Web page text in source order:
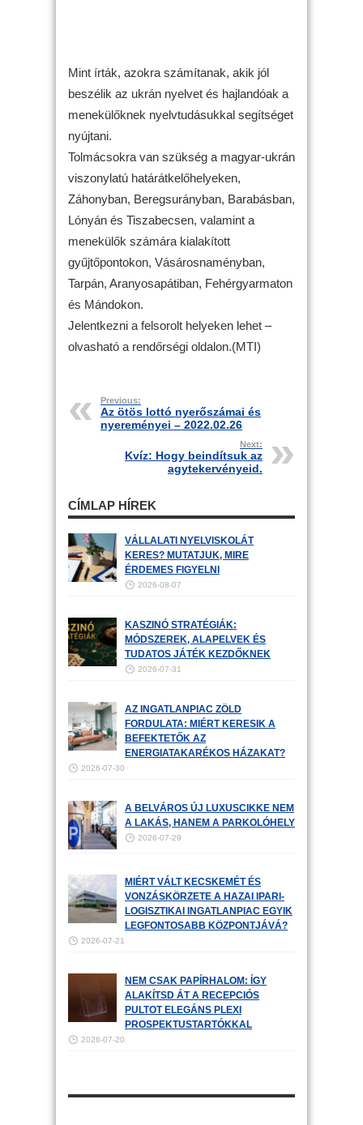
Mint írták, azokra számítanak, akik jól
beszélik az ukrán nyelvet és hajlandóak a
menekülőknek nyelvtudásukkal segítséget
nyújtani.
Tolmácsokra van szükség a magyar-ukrán
viszonylatú határátkelőhelyeken,
Záhonyban, Beregsurányban, Barabásban,
Lónyán és Tiszabecsen, valamint a
menekülők számára kialakított
gyűjtőpontokon, Vásárosnaményban,
Tarpán, Aranyosapátiban, Fehérgyarmaton
és Mándokon.
Jelentkezni a felsorolt helyeken lehet –
olvasható a rendőrségi oldalon.(MTI)
Previous:
Az ötös lottó nyerőszámai és
nyereményei – 2022.02.26
Next:
Kvíz: Hogy beindítsuk az
agytekervényeid.
CÍMLAP HÍREK
VÁLLALATI NYELVISKOLÁT
KERES? MUTATJUK, MIRE
ÉRDEMES FIGYELNI
2026-08-07
KASZINÓ STRATÉGIÁK:
MÓDSZEREK, ALAPELVEK ÉS
TUDATOS JÁTÉK KEZDŐKNEK
2026-07-31
AZ INGATLANPIAC ZÖLD
FORDULATA: MIÉRT KERESIK A
BEFEKTETŐK AZ
ENERGIATAKARÉKOS HÁZAKAT?
2026-07-30
A BELVÁROS ÚJ LUXUSCIKKE NEM
A LAKÁS, HANEM A PARKOLÓHELY
2026-07-29
MIÉRT VÁLT KECSKEMÉT ÉS
VONZÁSKÖRZETE A HAZAI IPARI-
LOGISZTIKAI INGATLANPIAC EGYIK
LEGFONTOSABB KÖZPONTJÁVÁ?
2026-07-21
NEM CSAK PAPÍRHALOM: ÍGY
ALAKÍTSD ÁT A RECEPCIÓS
PULTOT ELEGÁNS PLEXI
PROSPEKTUSTARTÓKKAL
2026-07-20